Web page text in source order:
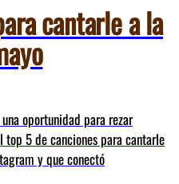
cantarlea la
oportunidad para rezar
top 5 de canciones para cantarle
y que conectó